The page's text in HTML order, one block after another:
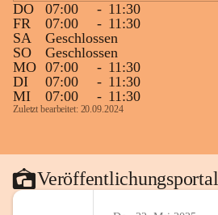
DO
07:00 - 11:30
FR
07:00 - 11:30
SA
Geschlossen
SO
Geschlossen
MO 07:00 - 11:30
DI
07:00 - 11:30
MI
07:00 - 11:30
Zuletzt bearbeitet: 20.09.2024
Veröffentlichungsportal